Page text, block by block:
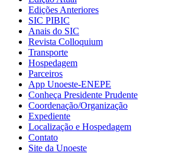
Edições Anteriores
SIC PIBIC
Anais do SIC
Revista Colloquium
Transporte
Hospedagem
Parceiros
App Unoeste-ENEPE
Conheça Presidente Prudente
Coordenação/Organização
Expediente
Localização e Hospedagem
Contato
Site da Unoeste